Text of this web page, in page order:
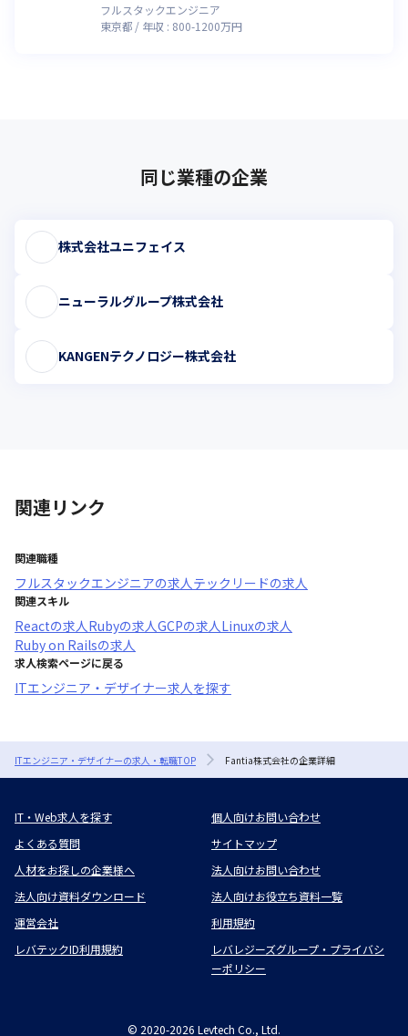
フルスタックエンジニア
東京都
年収 : 800-1200万円
同じ業種の企業
株式会社ユニフェイス
ニューラルグループ株式会社
KANGENテクノロジー株式会社
関連リンク
関連職種
フルスタックエンジニアの求人 テックリードの求人
関連スキル
Reactの求人 Rubyの求人GCPの求人 Linuxの求人
Ruby on Railsの求人
求人検索ページに戻る
ITエンジニア・デザイナー求人を探す
ITエンジニア・デザイナーの求人・転職TOP Fantia株式会社の企業詳細
IT・Web求人を探す
個人向けお問い合わせ
よくある質問
サイトマップ
人材をお探しの企業様へ
法人向けお問い合わせ
法人向け資料ダウンロード
法人向けお役立ち資料一覧
運営会社
利用規約
レバテックID利用規約
レバレジーズグループ・プライバシ
ーポリシー
© 2020-2026 Levtech Co., Ltd.